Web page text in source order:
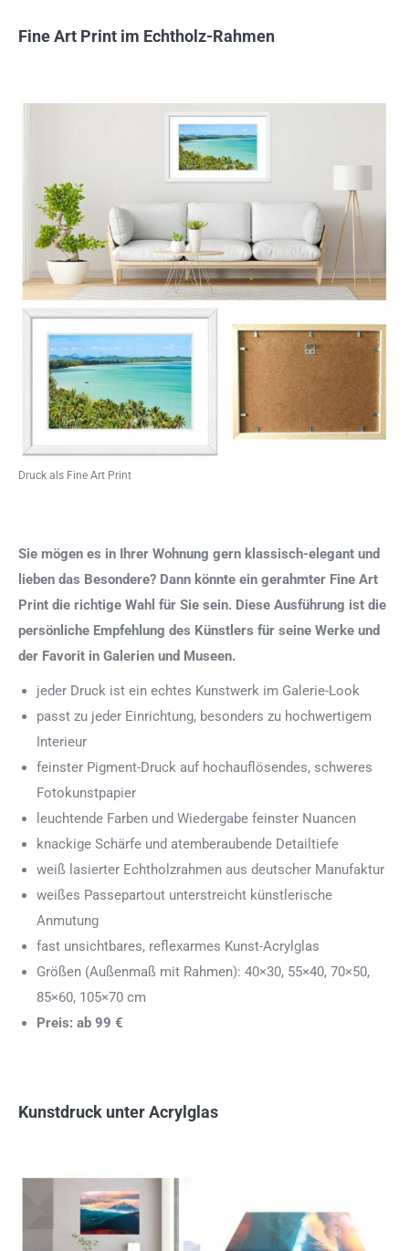
Fine Art Print im Echtholz-Rahmen
Druck als Fine Art Print
Sie mögen es in Ihrer Wohnung gern klassisch-elegant und
lieben das Besondere? Dann könnte ein gerahmter Fine Art
Print die richtige Wahl für Sie sein. Diese Ausführung ist die
persönliche Empfehlung des Künstlers für seine Werke und
der Favorit in Galerien und Museen.
jeder Druck ist ein echtes Kunstwerk im Galerie-Look
passt zu jeder Einrichtung, besonders zu hochwertigem
Interieur
feinster Pigment-Druck auf hochauflösendes, schweres
Fotokunstpapier
leuchtende Farben und Wiedergabe feinster Nuancen
knackige Schärfe und atemberaubende Detailtiefe
weiß lasierter Echtholzrahmen aus deutscher Manufaktur
weißes Passepartout unterstreicht künstlerische
Anmutung
fast unsichtbares, reflexarmes Kunst-Acrylglas
Größen (Außenmaß mit Rahmen): 40×30, 55×40, 70×50,
85×60, 105×70 cm
Preis: ab 99 €
Kunstdruck unter Acrylglas